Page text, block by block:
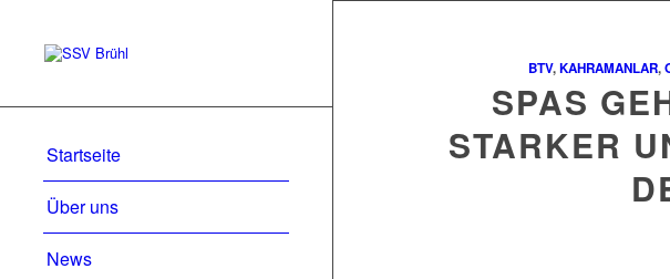
Startseite
Über uns
News
BTV,KAHRAMANLAR,
SPAS
STARKER